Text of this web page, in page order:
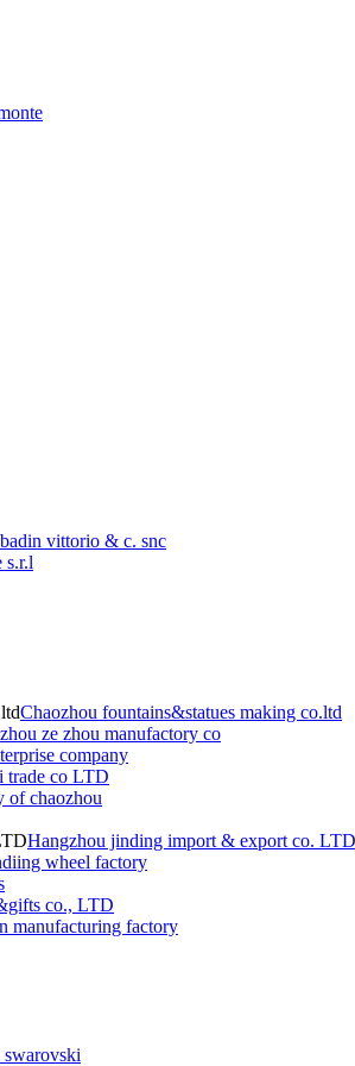
vittorio & c. snc
s.r.l
Chaozhou fountains&statues making co.ltd
ze zhou manufactory co
company
trade co LTD
of chaozhou
Hangzhou jinding import & export co. LTD
wheel factory
co., LTD
manufacturing factory